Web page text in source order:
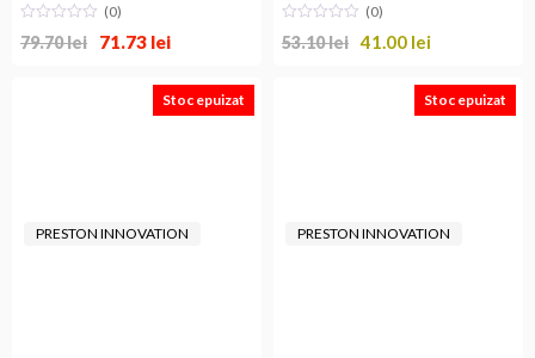
(0)
79.70lei 71.73 lei
(0)
53.10lei 41.00 lei
Stoc epuizat
PRESTON INNOVATION
Stoc epuizat
PRESTON INNOVATION